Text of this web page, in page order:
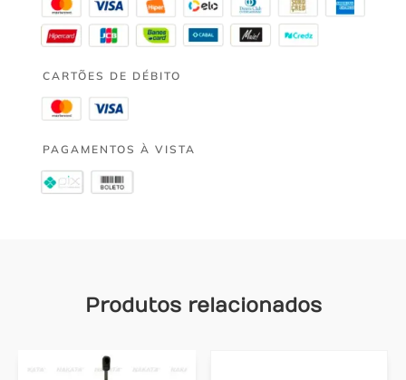
CARTÕES DE DÉBITO
PAGAMENTOS À VISTA
Produtos relacionados